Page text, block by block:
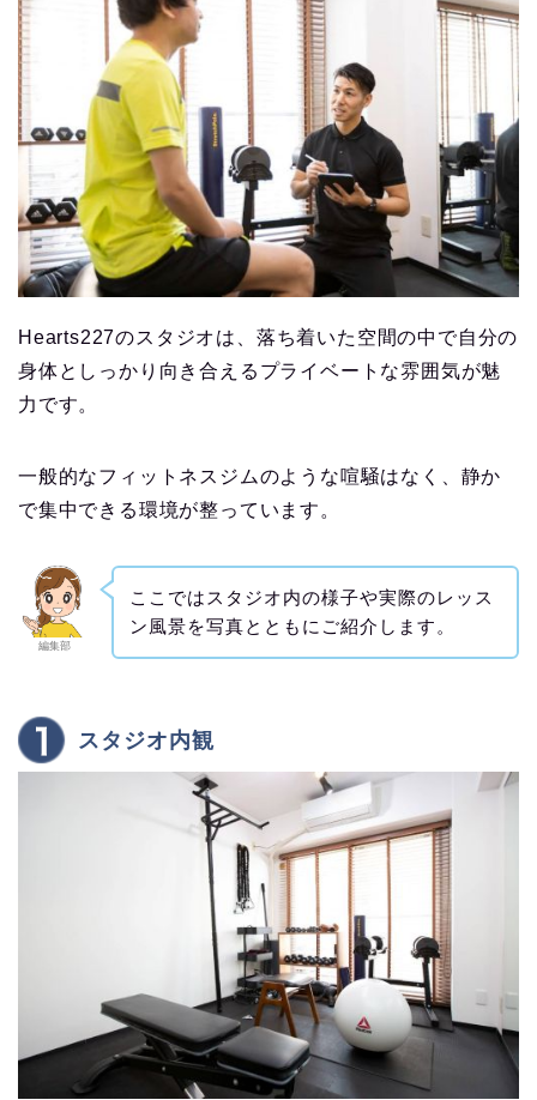
Hearts227のスタジオは、落ち着いた空間の中で自分の
身体としっかり向き合えるプライベートな雰囲気が魅
力です。
一般的なフィットネスジムのような喧騒はなく、静か
で集中できる環境が整っています。
編集部
ここではスタジオ内の様子や実際のレッス
ン風景を写真とともにご紹介します。
スタジオ内観